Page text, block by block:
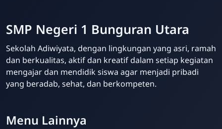
SMP Negeri 1 Bunguran Utara
Sekolah Adiwiyata, dengan lingkungan yang asri, ramah
dan berkualitas, aktif dan kreatif dalam setiap kegiatan
mengajar dan mendidik siswa agar menjadi pribadi
yang beradab, sehat, dan berkompeten.
Menu Lainnya